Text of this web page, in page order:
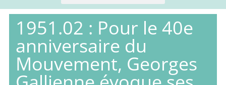
1951.02 : Pour le 40e
anniversaire du
Mouvement, Georges